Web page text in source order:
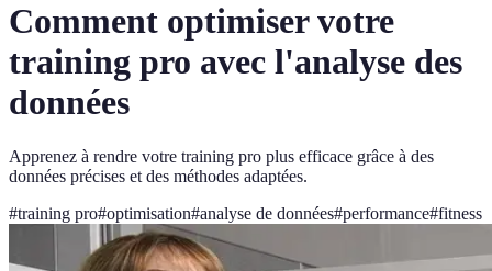
Comment optimiser votre
training pro avec l'analyse des
données
Apprenez à rendre votre training pro plus efficace grâce à des
données précises et des méthodes adaptées.
#training pro#optimisation#analyse de données#performance#fitness